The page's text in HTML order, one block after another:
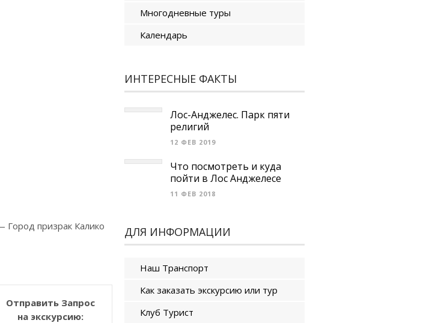
призрак Калико
Отправить Запрос
на экскурсию:
Многодневные туры
Календарь
ИНТЕРЕСНЫЕ ФАКТЫ
Лос-Анджелес. Парк пяти
религий
12 ФЕВ 2019
Что посмотреть и куда
пойти в Лос Анджелесе
11 ФЕВ 2018
ДЛЯ ИНФОРМАЦИИ
Наш Транспорт
Как заказать экскурсию или тур
Клуб Турист